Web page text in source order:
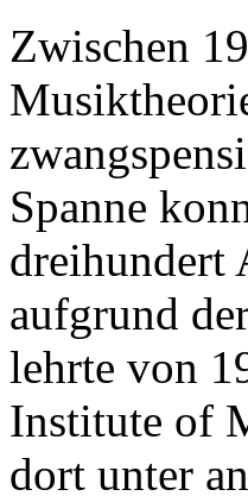
Zwischen
Spanne
dreihundert
aufgrund
lehrte von
Institute of
dort unter